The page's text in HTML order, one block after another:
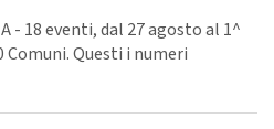
- 18 eventi, dal 27 agosto al 1^
Questi i numeri